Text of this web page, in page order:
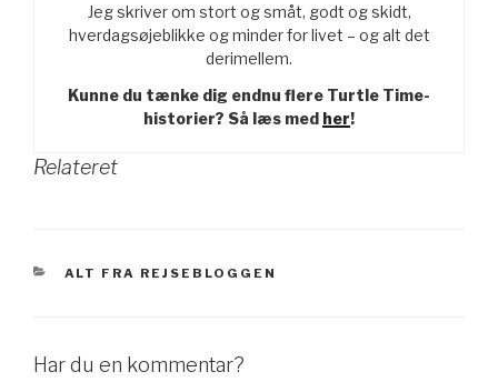
Jeg skriver om stort og småt, godt og skidt,
hverdagsøjeblikke og minder for livet – og alt det
derimellem.
Kunne du tænke dig endnu flere Turtle Time-
historier? Så læs med her!
Relateret
KATEGORIER
ALT FRA REJSEBLOGGEN
Har du en kommentar?